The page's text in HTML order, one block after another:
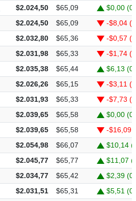
$2.024,50 $65,09
$0,00
$2.024,50 $65,09
-$8,04 (-
$2.032,80 $65,36
-$0,57 (-
$2.031,98 $65,33
-$1,74 (-
$2.035,38 $65,44
$6,13
$2.026,26 $65,15
-$3,11 (-
$2.031,93 $65,33
-$7,73 (-
$2.039,65 $65,58
$0,00
$2.039,65 $65,58
-$16,09
$2.054,98 $66,07
$10,14
$2.045,77 $65,77
$11,07
$2.034,77 $65,42
$2,39
$2.031,51 $65,31
$5,51